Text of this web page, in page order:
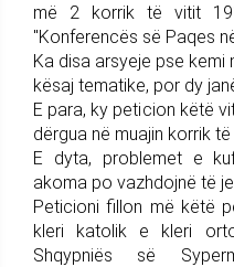
më 2 korrik të vitit
"Konferencës së Paqes
Ka disa arsyeje pse kemi
kësaj tematike, por dy
E para, ky peticion këtë
dërgua në muajin korrik
E dyta, problemet e
akoma po vazhdojnë të
Peticioni fillon më këtë
kleri katolik e kleri
Shqypniës së